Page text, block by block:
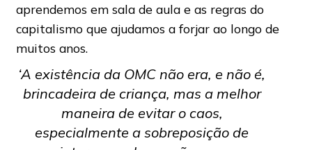
aprendemos em sala de aula e as regras do
capitalismo que ajudamos a forjar ao longo de
muitos anos.
‘A existência da OMC não era, e não é,
brincadeira de criança, mas a melhor
maneira de evitar o caos,
especialmente a sobreposição de